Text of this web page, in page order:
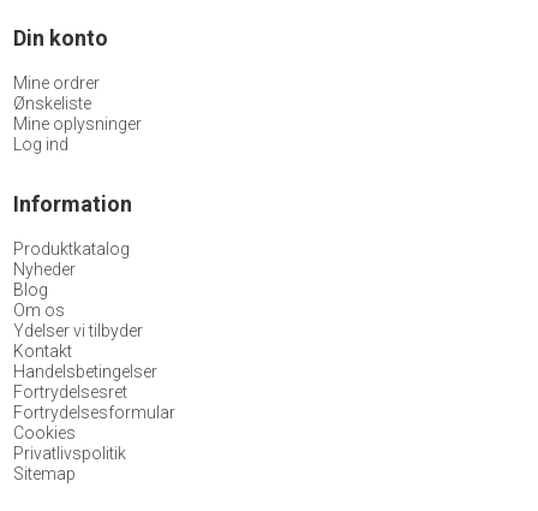
Din konto
Mine ordrer
Ønskeliste
Mine oplysninger
Log ind
Information
Produktkatalog
Nyheder
Blog
Om os
Ydelser vi tilbyder
Kontakt
Handelsbetingelser
Fortrydelsesret
Fortrydelsesformular
Cookies
Privatlivspolitik
Sitemap